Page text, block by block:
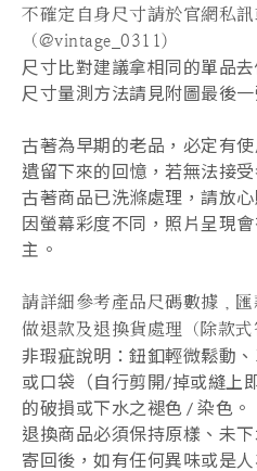
不確定自身尺寸請於官網私
（@vintage_0311)
尺寸比對建議拿相同的單品
尺寸量測方法請見附圖最後
古著為早期的老品，必定有
遺留下來的回憶，若無法接
古著商品已洗滌處理，請放心
因螢幕彩度不同，照片呈現
主。
請詳細參考產品尺碼數據，
做退款及退換貨處理（除款式
非瑕疵說明：鈕釦輕微鬆動
或口袋（自行剪開/掉或縫上
的破損或下水之褪色 / 染色。
退換商品必須保持原樣、未下
寄回後，如有任何異味或是